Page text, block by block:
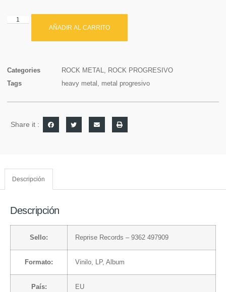
AÑADIR AL CARRITO
Categories ROCK METAL, ROCK PROGRESIVO
Tags
heavy metal , metal progresivo
Share it :
Descripción
Descripción
Sello: Reprise Records – 9362 497909
Formato: Vinilo, LP, Album
País: EU